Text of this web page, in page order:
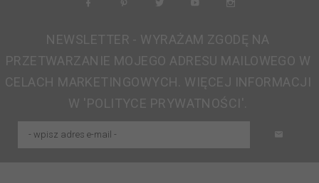
NEWSLETTER - WYRAŻAM ZGODĘ NA
PRZETWARZANIE MOJEGO ADRESU MAILOWEGO W
CELACH MARKETINGOWYCH. WIĘCEJ INFORMACJI
W 'POLITYCE PRYWATNOŚCI'.